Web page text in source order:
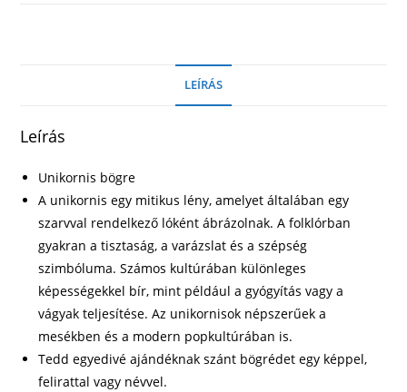
LEÍRÁS
Leírás
Unikornis bögre
A unikornis egy mitikus lény, amelyet általában egy
szarvval rendelkező lóként ábrázolnak. A folklórban
gyakran a tisztaság, a varázslat és a szépség
szimbóluma. Számos kultúrában különleges
képességekkel bír, mint például a gyógyítás vagy a
vágyak teljesítése. Az unikornisok népszerűek a
mesékben és a modern popkultúrában is.
Tedd egyedivé ajándéknak szánt bögrédet egy képpel,
felirattal vagy névvel.